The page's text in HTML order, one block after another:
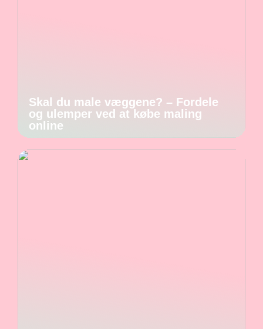
Skal du male væggene? – Fordele
og ulemper ved at købe maling
online